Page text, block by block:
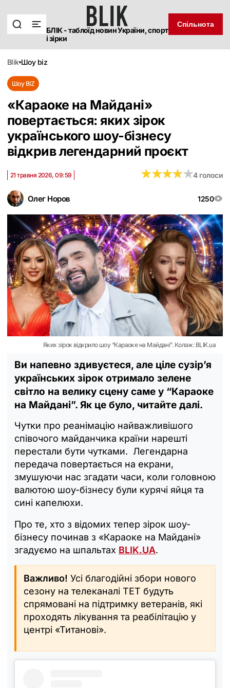
БЛІК - таблоїд новин України, спорт
і зірки
Спільнота
blik шоу biz
Шоу BIZ
«Караоке на Майдані»
повертається: яких зірок
українського шоу-бізнесу
відкрив легендарний проєкт
Олег Норов 1250
21 травня 2026, 09:59 ★★★★★
★★★★★4 голоси
Яких зірок відкрило шоу “Караоке на Майдані”. Колаж: BLIK.ua
Ви напевно здивуєтеся, але ціле сузір’я
українських зірок отримало зелене
світло на велику сцену саме у “Караоке
на Майдані”. Як це було, читайте далі.
Чутки про реанімацію найважливішого
співочого майданчика країни нарешті
перестали бути чутками. Легендарна
передача повертається на екрани,
змушуючи нас згадати часи, коли головною
валютою шоу-бізнесу були курячі яйця та
сині капелюхи.
Про те, хто з відомих тепер зірок шоу-
бізнесу починав з «Караоке на Майдані»
згадуємо на шпальтах BLIK.UA.
Важливо! Усі благодійні збори нового
сезону на телеканалі ТЕТ будуть
спрямовані на підтримку ветеранів, які
проходять лікування та реабілітацію у
центрі «Титанові».